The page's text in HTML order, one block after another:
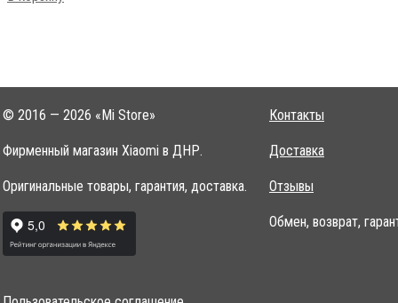
© 2016 — 2026 «Mi Store»
Фирменный магазин Xiaomi в ДНР.
Оригинальные товары, гарантия, доставка.
Контакты
Доставка
Отзывы
Обмен, возврат,
Пользовательское соглашение